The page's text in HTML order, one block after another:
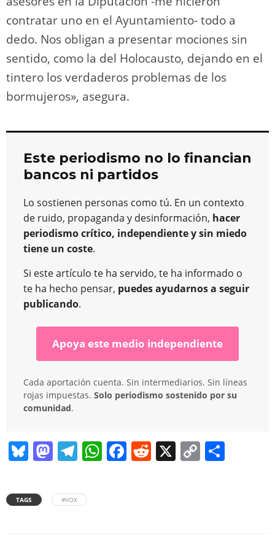
contratar uno en el Ayuntamiento- todo a
dedo. Nos obligan a presentar mociones sin
sentido, como la del Holocausto, dejando en el
tintero los verdaderos problemas de los
bormujeros», asegura.
Este periodismo no lo financian
bancos ni partidos
Lo sostienen personas como tú. En un contexto
de ruido, propaganda y desinformación, hacer
periodismo crítico, independiente y sin miedo
tiene un coste.
Si este artículo te ha servido, te ha informado o
te ha hecho pensar, puedes ayudarnos a seguir
publicando.
Apoya este medio independiente
Cada aportación cuenta. Sin intermediarios. Sin líneas
rojas impuestas. Solo periodismo sostenido por su
comunidad.
Bl
e
M
st
T
e
W F
R
X
C
TAGS #VOX